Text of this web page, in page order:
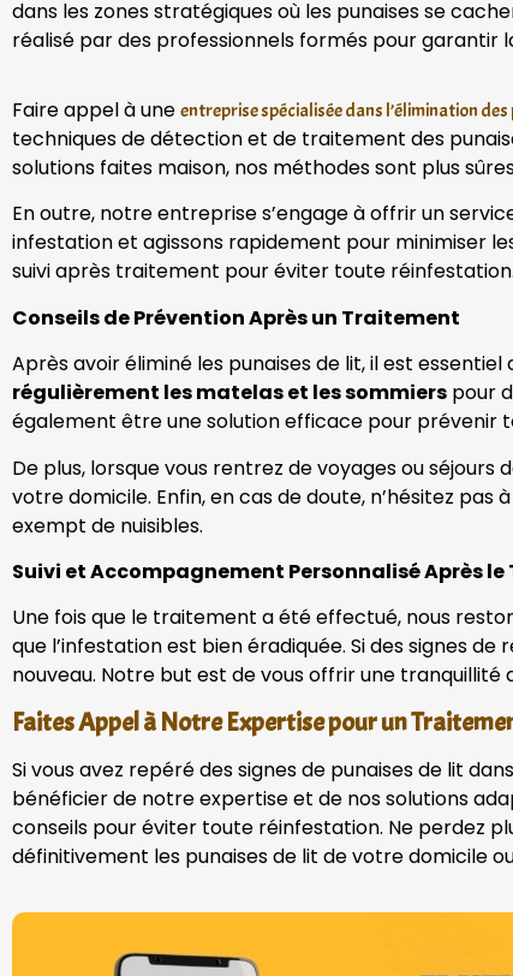
dans les zones stratégiques où les punaises se
réalisé par des professionnels formés pour garantir
Faire appel à une entreprise spécialisée dans l’élimination
techniques de détection et de traitement des
solutions faites maison, nos méthodes sont plus
En outre, notre entreprise s’engage à offrir un
infestation et agissons rapidement pour minimiser
suivi après traitement pour éviter toute réinfestation.
Conseils de Prévention Après un Traitement
Après avoir éliminé les punaises de lit, il est
régulièrement les matelas et les sommiers pour
également être une solution efficace pour prévenir
De plus, lorsque vous rentrez de voyages ou séjours
votre domicile. Enfin, en cas de doute, n’hésitez
exempt de nuisibles.
Suivi et Accompagnement Personnalisé Après
Une fois que le traitement a été effectué, nous
que l’infestation est bien éradiquée. Si des signes
nouveau. Notre but est de vous offrir une
Faites Appel à Notre Expertise pour un
Si vous avez repéré des signes de punaises de lit
bénéficier de notre expertise et de nos solutions
conseils pour éviter toute réinfestation. Ne perdez
définitivement les punaises de lit de votre domicile